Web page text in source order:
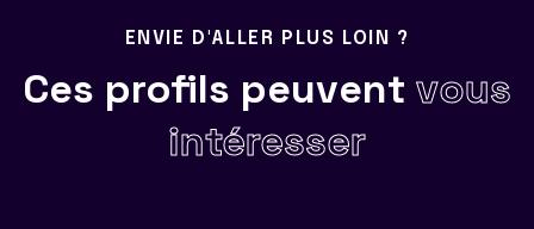
ENVIE D'ALLER PLUS LOIN ?
Ces profils peuvent vous
intéresser